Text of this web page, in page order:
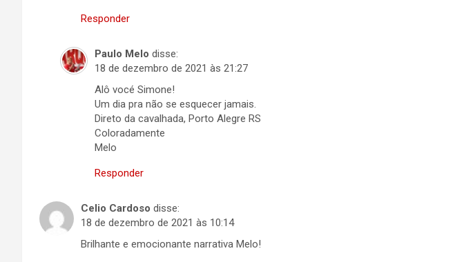
Responder
Paulo Melo disse:
18 de dezembro de 2021 às 21:27
Alô vocé Simone!
Um dia pra não se esquecer jamais.
Direto da cavalhada, Porto Alegre RS
Coloradamente
Melo
Responder
Celio Cardoso disse:
18 de dezembro de 2021 às 10:14
Brilhante e emocionante narrativa Melo!